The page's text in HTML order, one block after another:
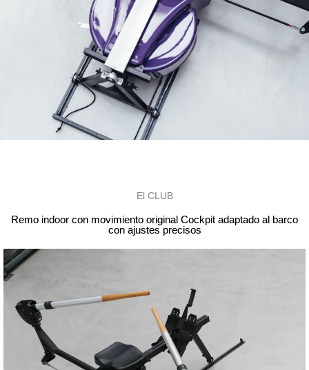
El CLUB
Remo indoor con movimiento original Cockpit adaptado al barco
con ajustes precisos